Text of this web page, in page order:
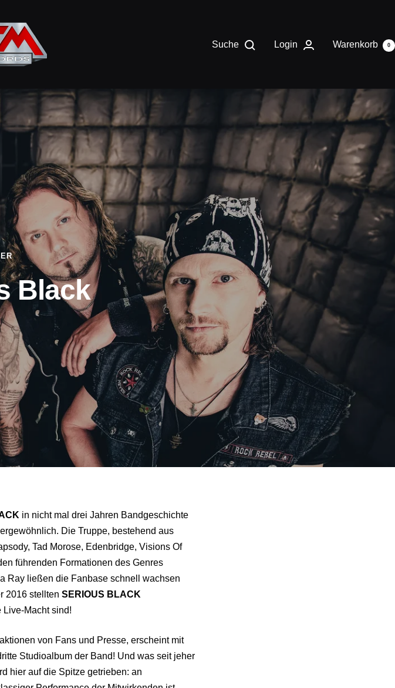
Suche Login Warenkorb 0
Black
in nicht mal drei Jahren Bandgeschichte
Die Truppe, bestehend aus
Tad Morose, Edenbridge, Visions Of
führenden Formationen des Genres
Ray ließen die Fanbase schnell wachsen
2016 stellten SERIOUS BLACK
Macht sind!
von Fans und Presse, erscheint mit
Studioalbum der Band! Und was seit jeher
hier auf die Spitze getrieben: an